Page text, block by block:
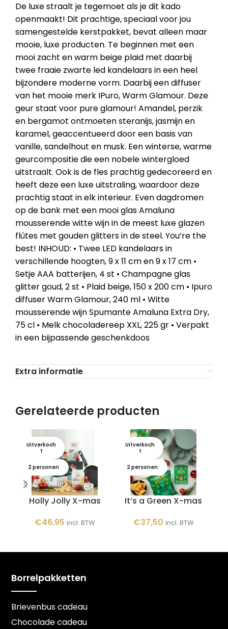
De luxe straalt je tegemoet als je dit kado
openmaakt! Dit prachtige, speciaal voor jou
samengestelde kerstpakket, bevat alleen maar
mooie, luxe producten. Te beginnen met een
mooi zacht en warm beige plaid met daarbij
twee fraaie zwarte led kandelaars in een heel
bijzondere moderne vorm. Daarbij een diffuser
van het mooie merk IPuro, Warm Glamour. Deze
geur staat voor pure glamour! Amandel, perzik
en bergamot ontmoeten steranijs, jasmijn en
karamel, geaccentueerd door een basis van
vanille, sandelhout en musk. Een winterse, warme
geurcompositie die een nobele wintergloed
uitstraalt. Ook is de fles prachtig gedecoreerd en
heeft deze een luxe uitstraling, waardoor deze
prachtig staat in elk interieur. Even dagdromen
op de bank met een mooi glas Amaluna
mousserende witte wijn in de meest luxe glazen
flûtes met gouden glitters in de steel. You’re the
best! INHOUD: • Twee LED kandelaars in
verschillende hoogten, 9 x 11 cm en 9 x 17 cm •
Setje AAA batterijen, 4 st • Champagne glas
glitter goud, 2 st • Plaid beige, 150 x 200 cm • Ipuro
diffuser Warm Glamour, 240 ml • Witte
mousserende wijn Spumante Amaluna Extra Dry,
75 cl • Melk chocoladereep XXL, 225 gr • Verpakt
in een bijpassende geschenkdoos
Extra informatie
Gerelateerde producten
Uitverkoch
t
2 personen
Holly Jolly X-mas
€46,95 incl. BTW
Uitverkoch
t
2 personen
It’s a Green X-mas
€37,50 incl. BTW
Borrelpakketten
Brievenbus cadeau
Chocolade cadeau